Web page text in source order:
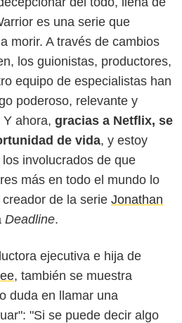
es una serie que
morir. A través de cambios
los guionistas, productores,
equipo de especialistas han
poderoso, relevante y
ahora, gracias a Netflix, se
de vida, y estoy
involucrados de que
más en todo el mundo lo
de la serie Jonathan
Deadline.
ejecutiva e hija de
, también se muestra
duda en llamar una
"Si se puede decir algo